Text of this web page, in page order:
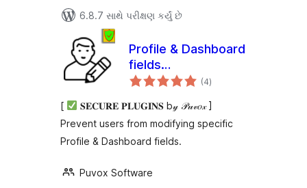
6.8.7 સાથે પરીક્ષણ કર્યું છે
Profile & Dashboard
fields
[Modify/Disable/Remove]
(4કુલ
રેટિંગ્સ
)
[
𝐒𝐄𝐂𝐔𝐑𝐄 𝐏𝐋𝐔𝐆𝐈𝐍𝐒 b𝓎 𝒫𝓊𝓋𝑜𝓍 ]
Prevent users from modifying specific
Profile & Dashboard fields.
Puvox Software